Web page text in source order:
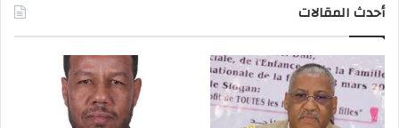
أحدث المقالات